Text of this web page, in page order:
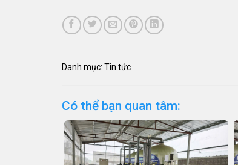
Danh mục: Tin tức
Có thể bạn quan tâm: